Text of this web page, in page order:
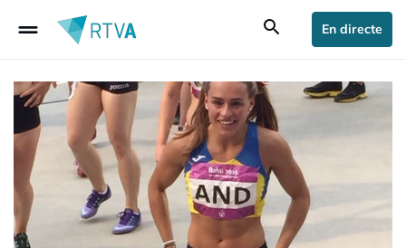
drag_handle search En directe